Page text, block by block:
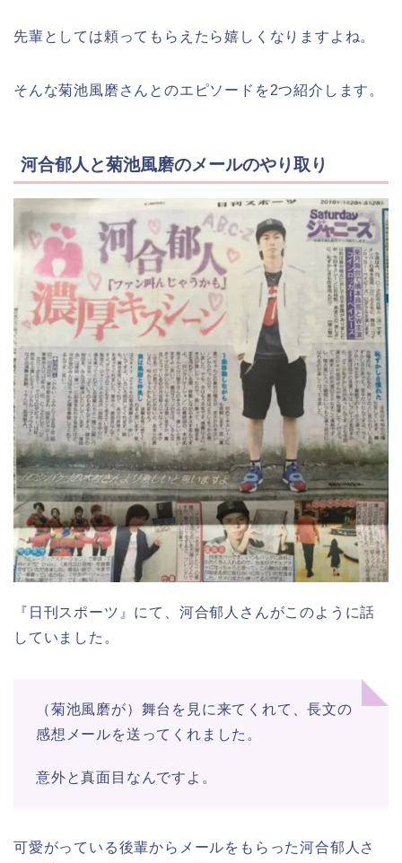
先輩としては頼ってもらえたら嬉しくなりますよね。
そんな菊池風磨さんとのエピソードを2つ紹介します。
河合郁人と菊池風磨のメールのやり取り
『日刊スポーツ』にて、河合郁人さんがこのように話
していました。
（菊池風磨が）舞台を見に来てくれて、長文の
感想メールを送ってくれました。
意外と真面目なんですよ。
可愛がっている後輩からメールをもらった河合郁人さ